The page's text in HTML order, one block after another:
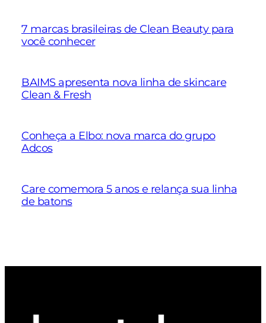
7 marcas brasileiras de Clean Beauty para
você conhecer
BAIMS apresenta nova linha de skincare
Clean & Fresh
Conheça a Elbo: nova marca do grupo
Adcos
Care comemora 5 anos e relança sua linha
de batons